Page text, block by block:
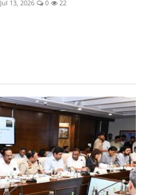
Jul 13, 2026 0 22